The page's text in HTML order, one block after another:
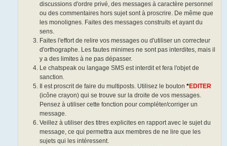
discussions d'ordre privé, des messages à caractère personnel
ou des commentaires hors sujet sont à proscrire. De même que
les monolignes. Faites des messages construits et ayant du
sens.
Faites l'effort de relire vos messages ou d'utiliser un correcteur
d'orthographe. Les fautes minimes ne sont pas interdites, mais il
y a des limites à ne pas dépasser.
Le chatspeak ou langage SMS est interdit et fera l'objet de
sanction.
Il est proscrit de faire du multiposts. Utilisez le bouton*EDITER
(icône crayon) qui se trouve sur la droite de vos messages.
Pensez à utiliser cette fonction pour compléter/corriger un
message.
Veillez à utiliser des titres explicites en rapport avec le sujet du
message, ce qui permettra aux membres de ne lire que les
sujets qui les intéressent.